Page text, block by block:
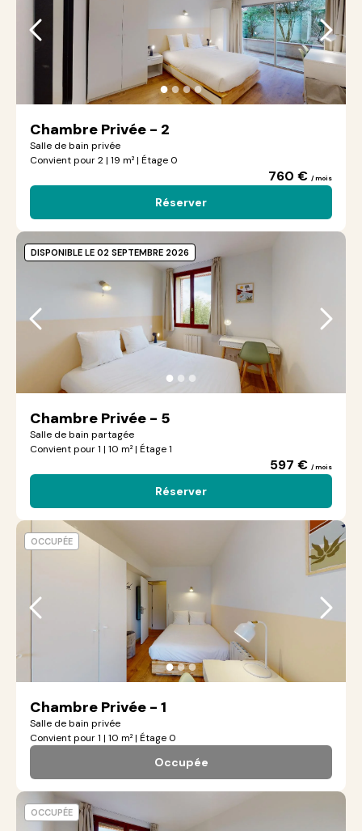
●●●●
Chambre Privée - 2
Salle de bain privée
Convient pour 2 | 19 m² | Étage 0
760 € / mois
Réserver
● ● ●
Chambre Privée - 5
Salle de bain partagée
Convient pour 1 | 10 m² | Étage 1
597 € / mois
Réserver
DISPONIBLE LE 02 SEPTEMBRE 2026
●●●
Chambre Privée - 1
Salle de bain privée
Convient pour 1 | 10 m² | Étage 0
Occupée
OCCUPÉE
OCCUPÉE